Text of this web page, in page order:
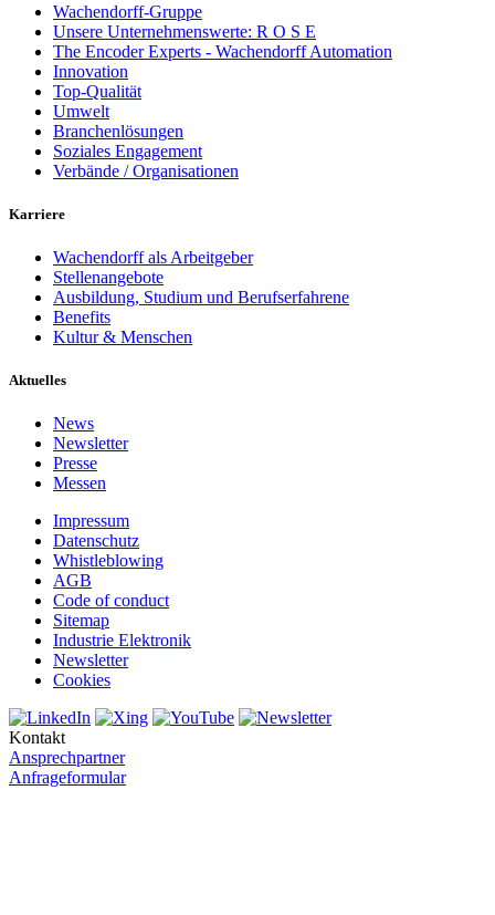
Wachendorff-Gruppe
Unsere Unternehmenswerte: R O S E
The Encoder Experts - Wachendorff Automation
Innovation
Top-Qualität
Umwelt
Branchenlösungen
Soziales Engagement
Verbände / Organisationen
Karriere
Wachendorff als Arbeitgeber
Stellenangebote
Ausbildung, Studium und Berufserfahrene
Benefits
Kultur & Menschen
Aktuelles
News
Newsletter
Presse
Messen
Impressum
Datenschutz
Whistleblowing
AGB
Code of conduct
Sitemap
Industrie Elektronik
Newsletter
Cookies
Kontakt
Ansprechpartner
Anfrageformular